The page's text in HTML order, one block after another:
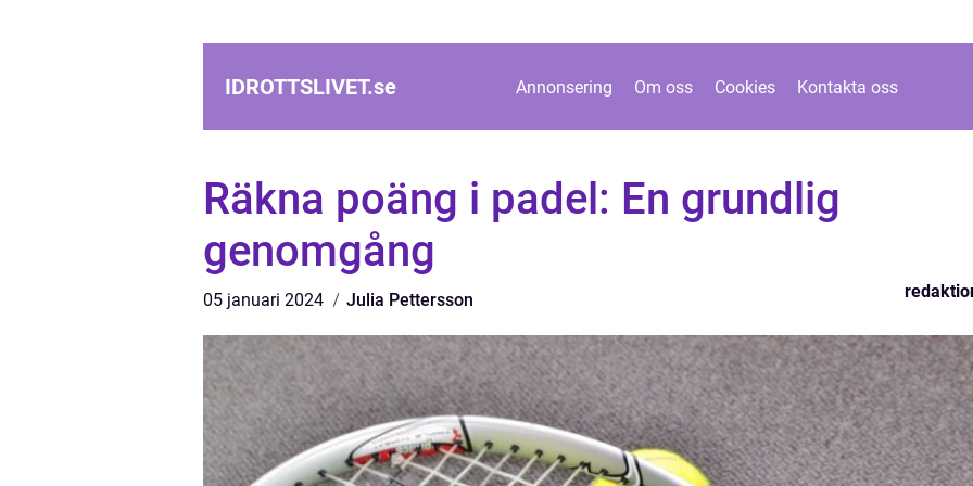
IDROTTSLIVET.se Annonsering Om oss Cookies Kontakta oss
Räkna poäng i padel: En grundlig
genomgång
05 januari 2024 Julia Pettersson